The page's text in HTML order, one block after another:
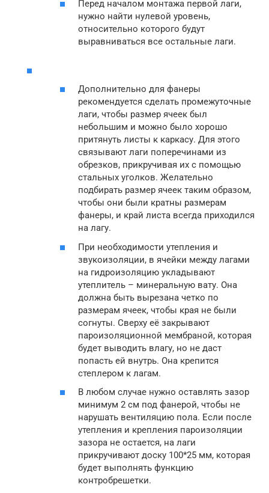
Перед началом монтажа первой лаги,
нужно найти нулевой уровень,
относительно которого будут
выравниваться все остальные лаги.
Дополнительно для фанеры
рекомендуется сделать промежуточные
лаги, чтобы размер ячеек был
небольшим и можно было хорошо
притянуть листы к каркасу. Для этого
связывают лаги поперечинами из
обрезков, прикручивая их с помощью
стальных уголков. Желательно
подбирать размер ячеек таким образом,
чтобы они были кратны размерам
фанеры, и край листа всегда приходился
на лагу.
При необходимости утепления и
звукоизоляции, в ячейки между лагами
на гидроизоляцию укладывают
утеплитель – минеральную вату. Она
должна быть вырезана четко по
размерам ячеек, чтобы края не были
согнуты. Сверху её закрывают
пароизоляционной мембраной, которая
будет выводить влагу, но не даст
попасть ей внутрь. Она крепится
степлером к лагам.
В любом случае нужно оставлять зазор
минимум 2 см под фанерой, чтобы не
нарушать вентиляцию пола. Если после
утепления и крепления пароизоляции
зазора не остается, на лаги
прикручивают доску 100*25 мм, которая
будет выполнять функцию
контробрешетки.